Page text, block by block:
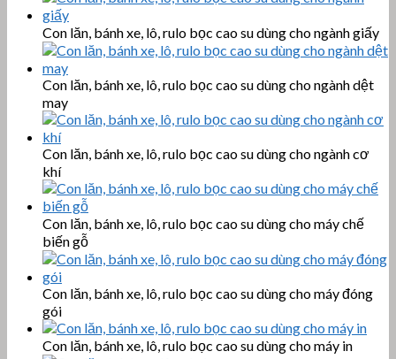
Con lăn, bánh xe, lô, rulo bọc cao su dùng cho ngành giấy
Con lăn, bánh xe, lô, rulo bọc cao su dùng cho ngành dệt
may
Con lăn, bánh xe, lô, rulo bọc cao su dùng cho ngành cơ
khí
Con lăn, bánh xe, lô, rulo bọc cao su dùng cho máy chế
biến gỗ
Con lăn, bánh xe, lô, rulo bọc cao su dùng cho máy đóng
gói
Con lăn, bánh xe, lô, rulo bọc cao su dùng cho máy in